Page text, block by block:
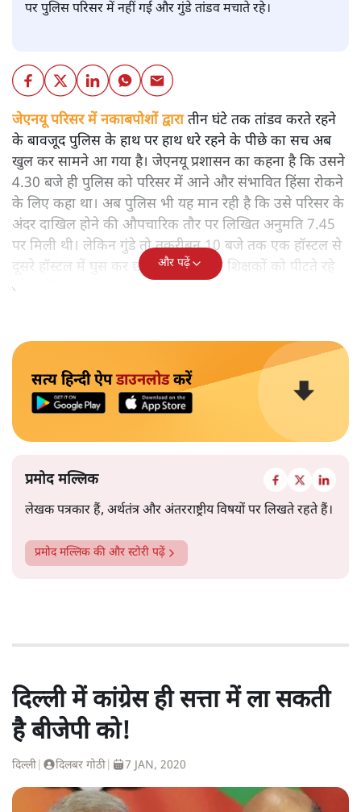
पर पुलिस परिसर में नहीं गई और गुंडे तांडव मचाते रहे।
जेएनयू परिसर में नकाबपोशों द्वारातीन घंटे तक तांडव करते रहने
के बावजूद पुलिस के हाथ पर हाथ धरे रहने के पीछे का सच अब
खुल कर सामने आ गया है। जेएनयू प्रशासन का कहना है कि उसने
4.30 बजे ही पुलिस को परिसर में आने और संभावित हिंसा रोकने
के लिए कहा था। अब पुलिस भी यह मान रही है कि उसे परिसर के
अंदर दाखिल होने की औपचारिक तौर पर लिखित अनुमति 7.45
पर मिली थी। लेकिन गुंडे तो तकरीबन 10 बजे तक एक हॉस्टल से
दूसरे हॉस्टल में घुस कर छात्र-छात्राओं और शिक्षकों को पीटते रहे
और पुलिस देखती रही।
और पढ़ें
सत्य हिन्दी ऐपडाउनलोडकरें
प्रमोद मल्लिक
लेखक पत्रकार हैं, अर्थतंत्र और अंतरराष्ट्रीय विषयों पर लिखते रहते हैं।
प्रमोद मल्लिक की और स्टोरी पढ़ें
दिल्ली में कांग्रेस ही सत्ता में ला सकती
है बीजेपी को!
दिल्ली दिलबर गोठी 7 JAN, 2020